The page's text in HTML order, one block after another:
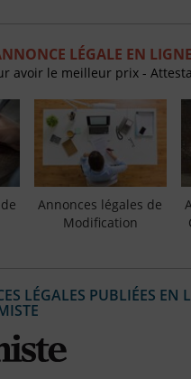
LÉGALE EN
avoir le meilleur prix -
Annonces légales de
Modification
LÉGALES PUBLIÉES